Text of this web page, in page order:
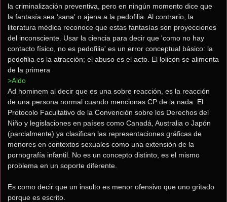
la criminalización preventiva, pero en ningún momento dice que
la fantasía sea 'sana' o ajena a la pedofilia. Al contrario, la
literatura médica reconoce que estas fantasías son proyecciones
del inconsciente. Usar la ciencia para decir que 'como no hay
contacto físico, no es pedofilia' es un error conceptual básico: la
pedofilia es la atracción; el abuso es el acto. El lolicon se alimenta
de la primera
>Aldo
Ad hominem al decir que es una sobre reacción, es la reacción
de una persona normal cuando mencionas CP de la nada. El
Protocolo Facultativo de la Convención sobre los Derechos del
Niño y legislaciones en países como Canadá, Australia o Japón
(parcialmente) ya clasifican las representaciones gráficas de
menores en contextos sexuales como una extensión de la
pornografía infantil. No es un concepto distinto, es el mismo
problema en un soporte diferente.
Es como decir que un insulto es menor ofensivo que uno gritado
porque es escrito.